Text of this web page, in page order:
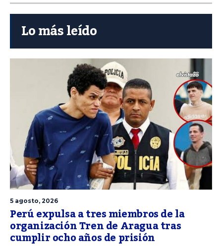
Lo más leído
5 agosto, 2026
Perú expulsa a tres miembros de la
organización Tren de Aragua tras
cumplir ocho años de prisión